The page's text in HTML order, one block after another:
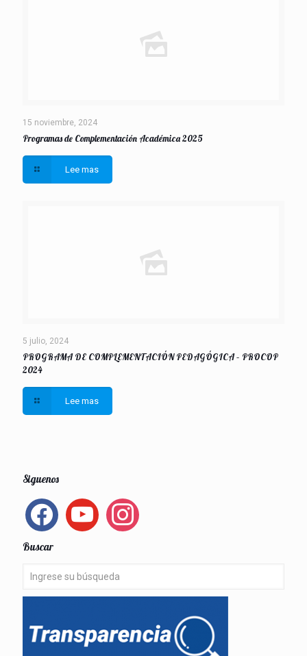
15 noviembre, 2024
Programas de Complementación Académica 2025
Lee mas
5 julio, 2024
PROGRAMA DE COMPLEMENTACIÓN PEDAGÓGICA – PROCOP
2024
Lee mas
Siguenos
facebook youtube instagram
Buscar